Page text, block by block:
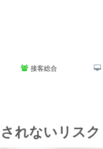
接客総合
れないリスク